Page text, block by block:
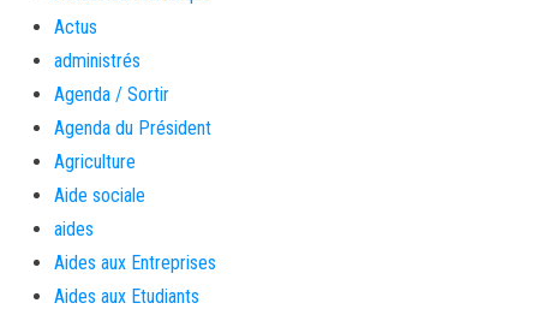
Actus
administrés
Agenda / Sortir
Agenda du Président
Agriculture
Aide sociale
aides
Aides aux Entreprises
Aides aux Etudiants